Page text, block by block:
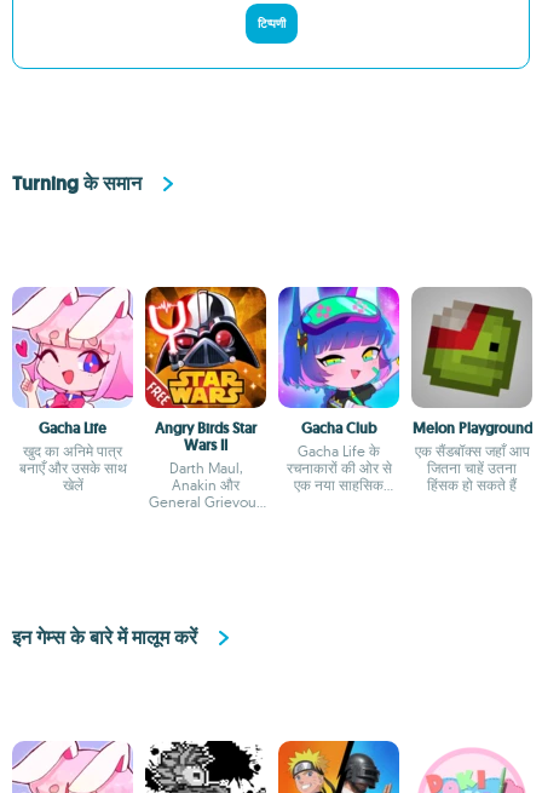
टिप्पणी
Turning के समान
Gacha Life
खुद का अनिमे पात्र
बनाएँ और उसके साथ
खेलें
Angry Birds Star
Wars II
Darth Maul,
Anakin और
General Grievous
Gacha Club
Gacha Life के
रचनाकारों की ओर से
एक नया साहसिक
Melon Playground
एक सैंडबॉक्स जहाँ आप
जितना चाहें उतना
हिंसक हो सकते हैं
इन गेम्स के बारे में मालूम करें